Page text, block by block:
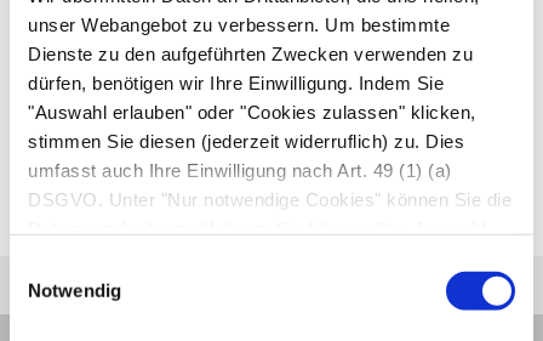
unser Webangebot zu verbessern. Um bestimmte
Dienste zu den aufgeführten Zwecken verwenden zu
dürfen, benötigen wir Ihre Einwilligung. Indem Sie
"Auswahl erlauben" oder "Cookies zulassen" klicken,
stimmen Sie diesen (jederzeit widerruflich) zu. Dies
umfasst auch Ihre Einwilligung nach Art. 49 (1) (a)
DSGVO. Unter "Nur notwendige Cookies" können Sie die
Notwendig
Unterster Abschnitt der Wirbelsäule aus fünf
miteinander verschmolzenen Wirbelknochen,
den Kreuzbeinwirbeln. Rechts und links grenzt
das Kreuzbein im Iliosakralgelenkan das
Darmbeindes Hüftknochens und schließt damit
den Beckenring.